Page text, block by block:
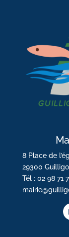
8 Place de
29300
Tél : 02 98 71